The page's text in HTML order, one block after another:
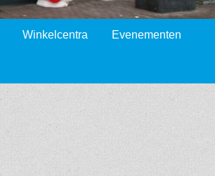
Winkelcentra Evenementen